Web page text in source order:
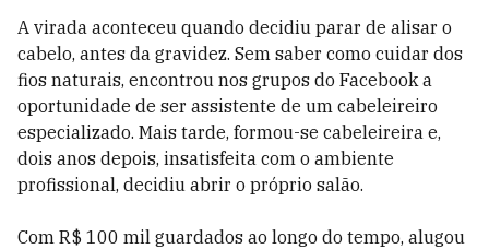
A virada aconteceu quando decidiu parar de alisar o
cabelo, antes da gravidez. Sem saber como cuidar dos
fios naturais, encontrou nos grupos do Facebook a
oportunidade de ser assistente de um cabeleireiro
especializado. Mais tarde, formou-se cabeleireira e,
dois anos depois, insatisfeita com o ambiente
profissional, decidiu abrir o próprio salão.
Com R$ 100 mil guardados ao longo do tempo, alugou